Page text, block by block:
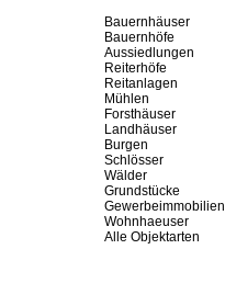
Bauernhäuser
Bauernhöfe
Aussiedlungen
Reiterhöfe
Reitanlagen
Mühlen
Forsthäuser
Landhäuser
Burgen
Schlösser
Wälder
Grundstücke
Gewerbeimmobilien
Wohnhaeuser
Alle Objektarten